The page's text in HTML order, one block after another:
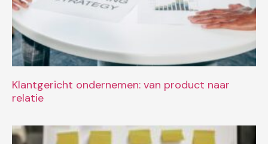
Klantgericht ondernemen: van product naar
relatie